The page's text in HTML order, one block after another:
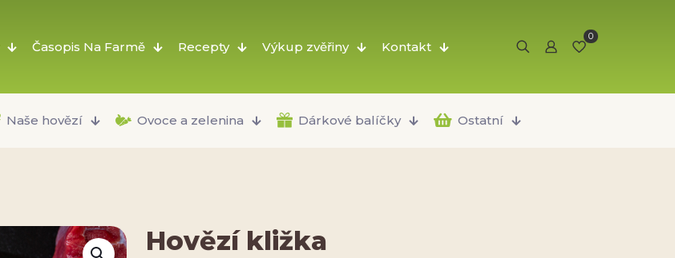
Časopis Na Farmě Recepty Výkup zvěřiny Kontakt
0
Naše hovězí Ovoce a zelenina Dárkové balíčky Ostatní
Hovězí kližka